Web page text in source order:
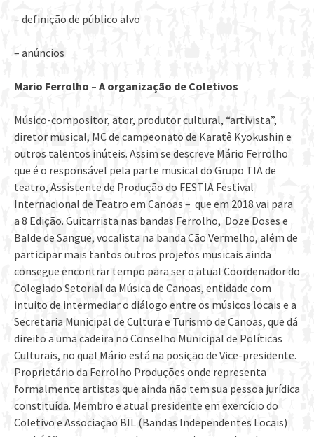
– definição de público alvo
– anúncios
Mario Ferrolho – A organização de Coletivos
Músico-compositor, ator, produtor cultural, “artivista”,
diretor musical, MC de campeonato de Karatê Kyokushin e
outros talentos inúteis. Assim se descreve Mário Ferrolho
que é o responsável pela parte musical do Grupo TIA de
teatro, Assistente de Produção do FESTIA Festival
Internacional de Teatro em Canoas – que em 2018 vai para
a 8 Edição. Guitarrista nas bandas Ferrolho, Doze Doses e
Balde de Sangue, vocalista na banda Cão Vermelho, além de
participar mais tantos outros projetos musicais ainda
consegue encontrar tempo para ser o atual Coordenador do
Colegiado Setorial da Música de Canoas, entidade com
intuito de intermediar o diálogo entre os músicos locais e a
Secretaria Municipal de Cultura e Turismo de Canoas, que dá
direito a uma cadeira no Conselho Municipal de Políticas
Culturais, no qual Mário está na posição de Vice-presidente.
Proprietário da Ferrolho Produções onde representa
formalmente artistas que ainda não tem sua pessoa jurídica
constituída. Membro e atual presidente em exercício do
Coletivo e Associação BIL (Bandas Independentes Locais)